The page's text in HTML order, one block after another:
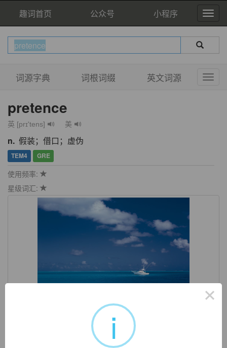
趣词首页 公众号 小程序
词源字典 词根词缀 英文词源
pretence
英 [prɪ'tens] 美
n. 假装；借口；虚伪
TEM4 GRE
使用频率:
星级词汇:
1/ 3
×
i